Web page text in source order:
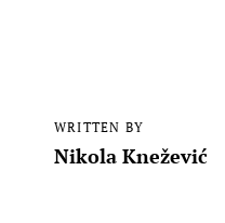
WRITTEN BY
Nikola Knežević